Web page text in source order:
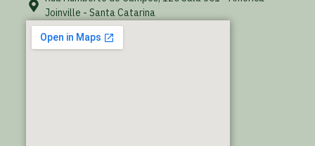
Joinville - Santa Catarina